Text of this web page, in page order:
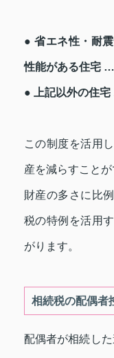
● 省エネ性・耐
性能がある住宅
● 上記以外の住
この制度を活用
産を減らすことが
財産の多さに比
税の特例を活用
がります。
相続税の配偶者
配偶者が相続し